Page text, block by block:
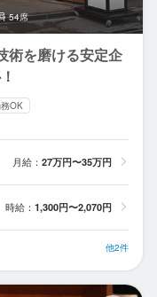
54席
術を磨ける安定企
OK
月給： 27万円〜35万円
時給： 1,300円〜2,070円
他2件